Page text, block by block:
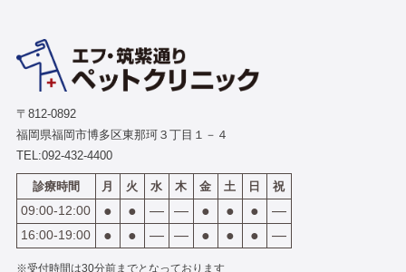
〒812-0892
福岡県福岡市博多区東那珂３丁目１－４
TEL:092-432-4400
診療時間 月 火 水 木 金 土 日 祝
09:00-12:00 ● ● ― ― ● ● ● ―
16:00-19:00 ● ● ― ― ● ● ● ―
※受付時間は30分前までとなっております